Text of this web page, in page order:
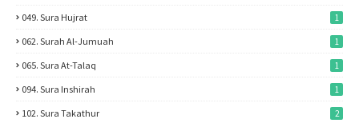
049. Sura Hujrat 1
062. Surah Al-Jumuah 1
065. Sura At-Talaq 1
094. Sura Inshirah 1
102. Sura Takathur 2